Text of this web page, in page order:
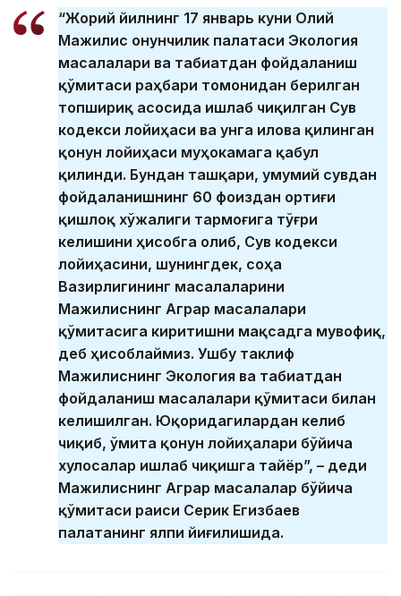
“Жорий йилнинг 17 январь куни Олий
Мажилис Қонунчилик палатаси Экология
масалалари ва табиатдан фойдаланиш
қўмитаси раҳбари томонидан берилган
топшириқ асосида ишлаб чиқилган Сув
кодекси лойиҳаси ва унга илова қилинган
қонун лойиҳаси муҳокамага қабул
қилинди. Бундан ташқари, умумий сувдан
фойдаланишнинг 60 фоиздан ортиғи
қишлоқ хўжалиги тармоғига тўғри
келишини ҳисобга олиб, Сув кодекси
лойиҳасини, шунингдек, соҳа
Вазирлигининг масалаларини
Мажилиснинг Аграр масалалари
қўмитасига киритишни мақсадга мувофиқ,
деб ҳисоблаймиз. Ушбу таклиф
Мажилиснинг Экология ва табиатдан
фойдаланиш масалалари қўмитаси билан
келишилган. Юқоридагилардан келиб
чиқиб, Қўмита қонун лойиҳалари бўйича
хулосалар ишлаб чиқишга тайёр”, – деди
Мажилиснинг Аграр масалалар бўйича
қўмитаси раиси Серик Егизбаев
палатанинг ялпи йиғилишида.